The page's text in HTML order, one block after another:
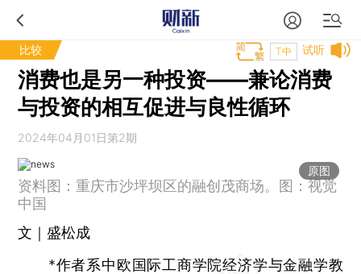
比较 试听
T中
消费也是另一种投资——兼论消费
与投资的相互促进与良性循环
2024年04月01日第2期
原图
资料图：重庆市沙坪坝区的融创茂商场。图：视觉
中国
文｜盛松成
*作者系中欧国际工商学院经济学与金融学教